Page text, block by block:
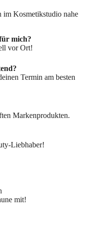
im Kosmetikstudio nahe
mich?
vor Ort!
Termin am besten
Markenprodukten.
Liebhaber!
mit!